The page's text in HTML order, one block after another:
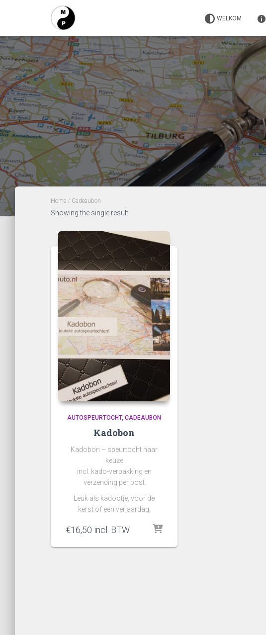
WELKOM
Home / Cadeaubon
Showing the single result
AUTOSPEURTOCHT CADEAUBON
Kadobon
Kadobon – speurtocht naar
keuze
incl. kado-verpakking en
verzending per post
Leuk als kadootje, voor de
kerst of een verjaardag.
€16,50 incl. BTW